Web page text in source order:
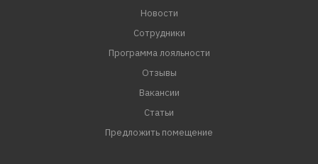
Новости
Сотрудники
Программа лояльности
Отзывы
Вакансии
Статьи
Предложить помещение